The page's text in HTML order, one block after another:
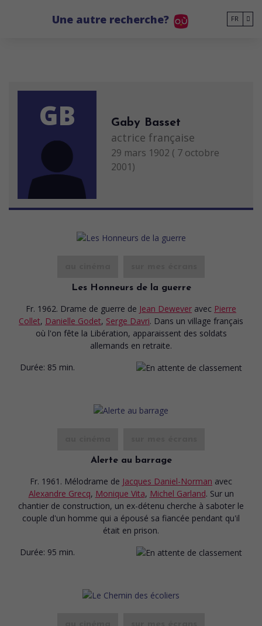
Une autre recherche? FR
GB Gaby Basset
actrice française
29 mars 1902 ( 7 octobre
2001)
Les Honneurs de la guerre
Fr. 1962. Drame de guerre de Jean Dewever avec Pierre
Collet, Danielle Godet, Serge Davri. Dans un village français
où l'on fête la Libération, apparaissent des soldats
allemands en retraite.
Durée: 85 min.
Alerte au barrage
Fr. 1961. Mélodrame de Jacques Daniel-Norman avec
Alexandre Grecq, Monique Vita, Michel Garland. Sur un
chantier de construction, un ex-détenu cherche à saboter le
couple d'un homme qui a épousé sa fiancée pendant qu'il
était en prison.
Durée: 95 min.